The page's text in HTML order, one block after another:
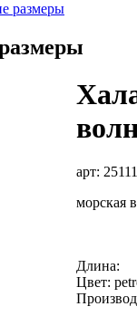
размеры
арт:
морская
Длина:
Цвет: